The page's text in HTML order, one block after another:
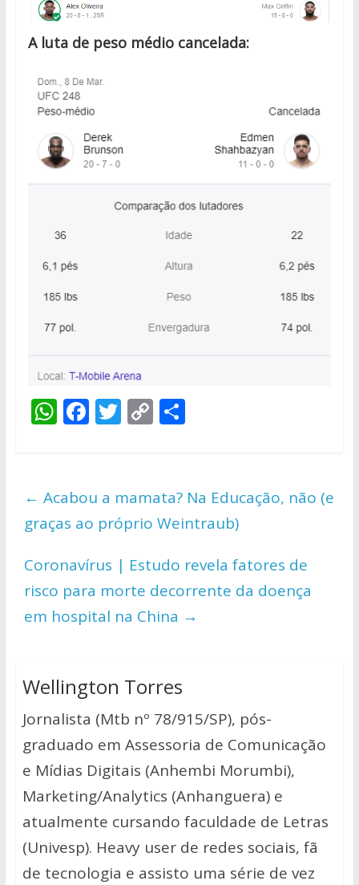
A luta de peso médio cancelada:
W
s
A
p
p
F
b
o
o
k
T
er
C
y
Li
n
k
S
e
← Acabou a mamata? Na Educação, não (e
graças ao próprio Weintraub)
Coronavírus | Estudo revela fatores de
risco para morte decorrente da doença
em hospital na China →
Wellington Torres
Jornalista (Mtb nº 78/915/SP), pós-
graduado em Assessoria de Comunicação
e Mídias Digitais (Anhembi Morumbi),
Marketing/Analytics (Anhanguera) e
atualmente cursando faculdade de Letras
(Univesp). Heavy user de redes sociais, fã
de tecnologia e assisto uma série de vez